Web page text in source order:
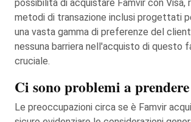
possibilità di acquistare Famvir con Visa,
metodi di transazione inclusi progettati
una vasta gamma di preferenze del
nessuna barriera nell'acquisto di questo
cruciale.
Ci sono problemi a
Le preoccupazioni circa se è Famvir